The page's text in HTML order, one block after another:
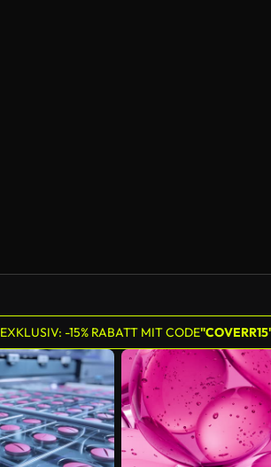
EXKLUSIV: -15% RABATT MIT CODE